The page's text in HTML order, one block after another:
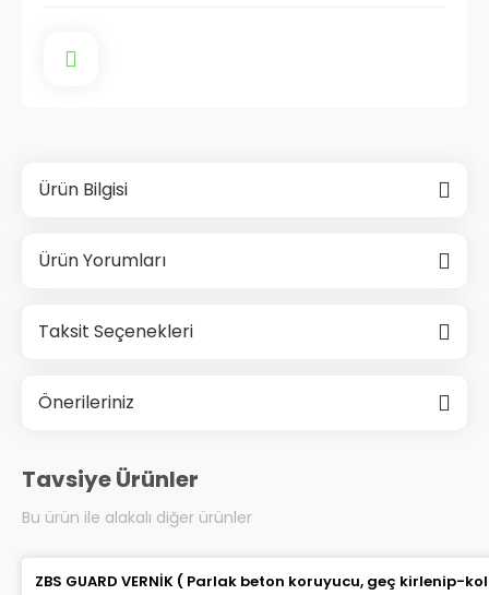
Ürün Bilgisi
Ürün Yorumları
Taksit Seçenekleri
Önerileriniz
Tavsiye Ürünler
Bu ürün ile alakalı diğer ürünler
ZBS GUARD VERNİK ( Parlak beton koruyucu, geç kirlenip-